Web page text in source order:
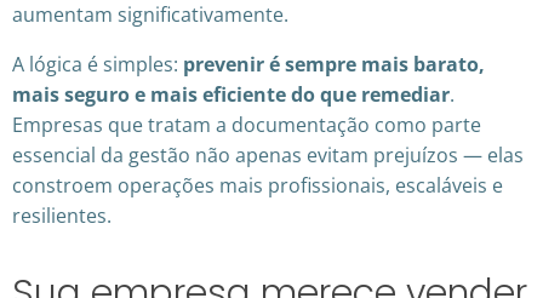
aumentam significativamente.
A lógica é simples: prevenir é sempre mais barato,
mais seguro e mais eficiente do que remediar.
Empresas que tratam a documentação como parte
essencial da gestão não apenas evitam prejuízos — elas
constroem operações mais profissionais, escaláveis e
resilientes.